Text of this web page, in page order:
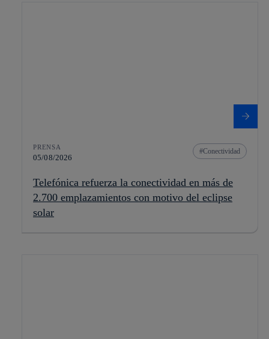
PRENSA
05/08/2026
Conectividad
Telefónica refuerza la conectividad en más de
2.700 emplazamientos con motivo del eclipse
solar